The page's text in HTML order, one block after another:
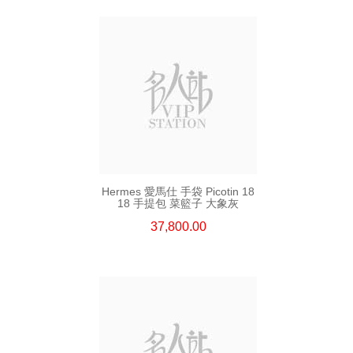
Hermes 愛馬仕 手袋 Picotin 18
18 手提包 菜籃子 大象灰
37,800.00